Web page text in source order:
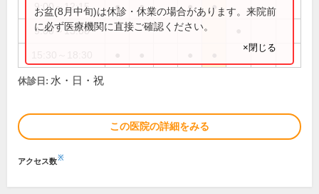
9:00～12:15 ● ● ● ●
9:00～13:00
お盆(8月中旬)は休診・休業の場合があります。来院前
に必ず医療機関に直接ご確認ください。
×閉じる
休診日: 水・日・祝
この医院の詳細をみる
アクセス数※